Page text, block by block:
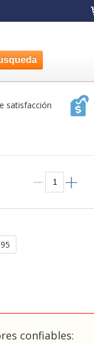
satisfacción
confiables: